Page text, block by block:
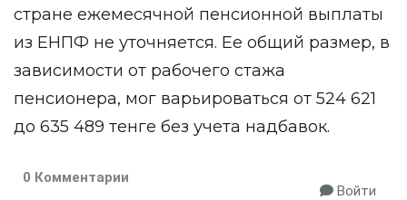
стране ежемесячной пенсионной выплаты
из ЕНПФ не уточняется. Ее общий размер, в
зависимости от рабочего стажа
пенсионера, мог варьироваться от 524 621
до 635 489 тенге без учета надбавок.
0 Комментарии
Войти